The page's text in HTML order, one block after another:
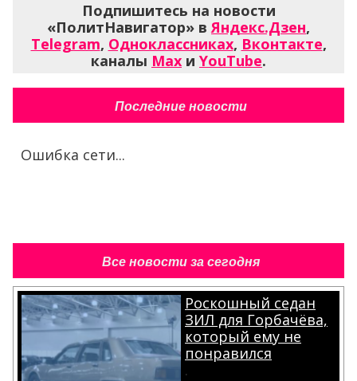
Подпишитесь на новости
«ПолитНавигатор» вЯндекс.Дзен,
Telegram, Одноклассниках, Вконтакте,
каналы Max и YouTube.
Последние новости
Ошибка сети...
Все новости за сегодня
Роскошный седан
ЗИЛ для Горбачёва,
который ему не
понравился
.